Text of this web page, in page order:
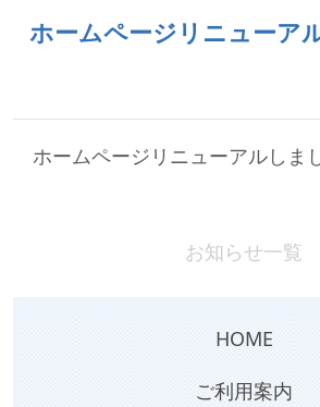
HOME
ご利用案内
ホームページリニューア
ホームページリニューアルしま
お知らせ一覧